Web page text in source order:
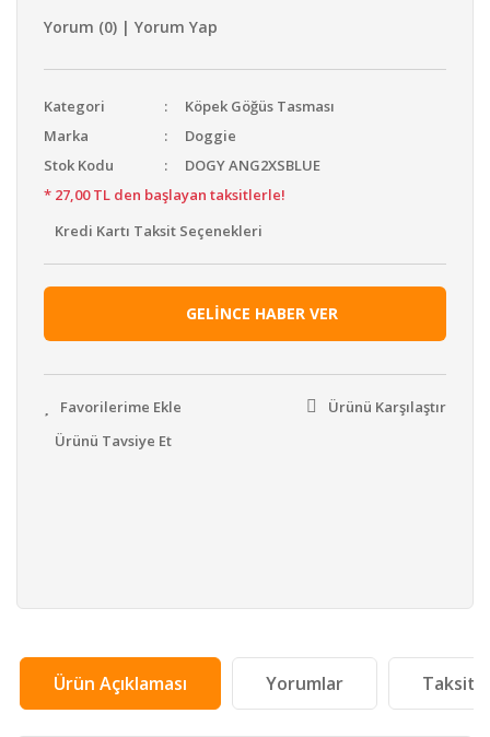
Yorum (0) | Yorum Yap
Kategori
Köpek Göğüs Tasması
Marka
Doggie
Stok Kodu
DOGY ANG2XSBLUE
* 27,00 TL den başlayan taksitlerle!
Kredi Kartı Taksit Seçenekleri
GELİNCE HABER VER
Ürünü Karşılaştır
Ürünü Tavsiye Et
Ürün Açıklaması Yorumlar Taksit